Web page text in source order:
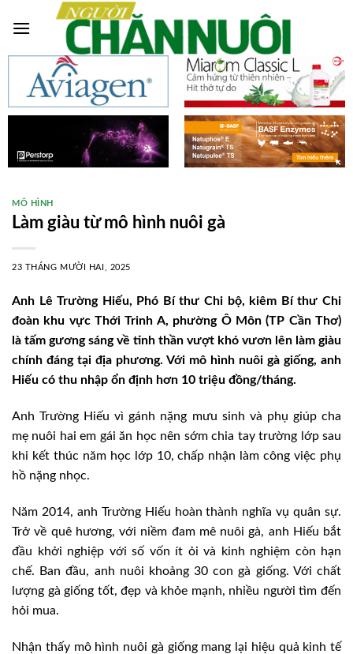
MÔ HÌNH
Làm giàu từ mô hình nuôi gà
23 THÁNG MƯỜI HAI, 2025
Anh Lê Trường Hiếu, Phó Bí thư Chi bộ, kiêm Bí thư Chi
đoàn khu vực Thới Trinh A, phường Ô Môn (TP Cần Thơ)
là tấm gương sáng về tinh thần vượt khó vươn lên làm giàu
chính đáng tại địa phương. Với mô hình nuôi gà giống, anh
Hiếu có thu nhập ổn định hơn 10 triệu đồng/tháng.
Anh Trường Hiếu vì gánh nặng mưu sinh và phụ giúp cha
mẹ nuôi hai em gái ăn học nên sớm chia tay trường lớp sau
khi kết thúc năm học lớp 10, chấp nhận làm công việc phụ
hồ nặng nhọc.
Năm 2014, anh Trường Hiếu hoàn thành nghĩa vụ quân sự.
Trở về quê hương, với niềm đam mê nuôi gà, anh Hiếu bắt
đầu khởi nghiệp với số vốn ít ỏi và kinh nghiệm còn hạn
chế. Ban đầu, anh nuôi khoảng 30 con gà giống. Với chất
lượng gà giống tốt, đẹp và khỏe mạnh, nhiều người tìm đến
hỏi mua.
Nhận thấy mô hình nuôi gà giống mang lại hiệu quả kinh tế